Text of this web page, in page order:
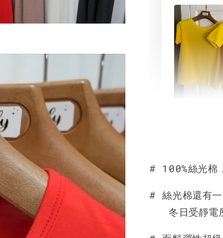
NT$ 190
NT$ 450
# 100%絲光棉
# 絲光棉還有
冬日受靜電所